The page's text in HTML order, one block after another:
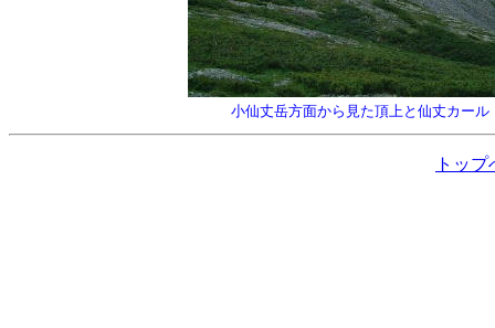
小仙丈岳方面から見た頂上と仙丈カール
トップ